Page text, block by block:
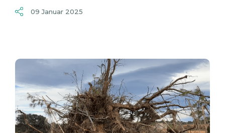
09 Januar 2025